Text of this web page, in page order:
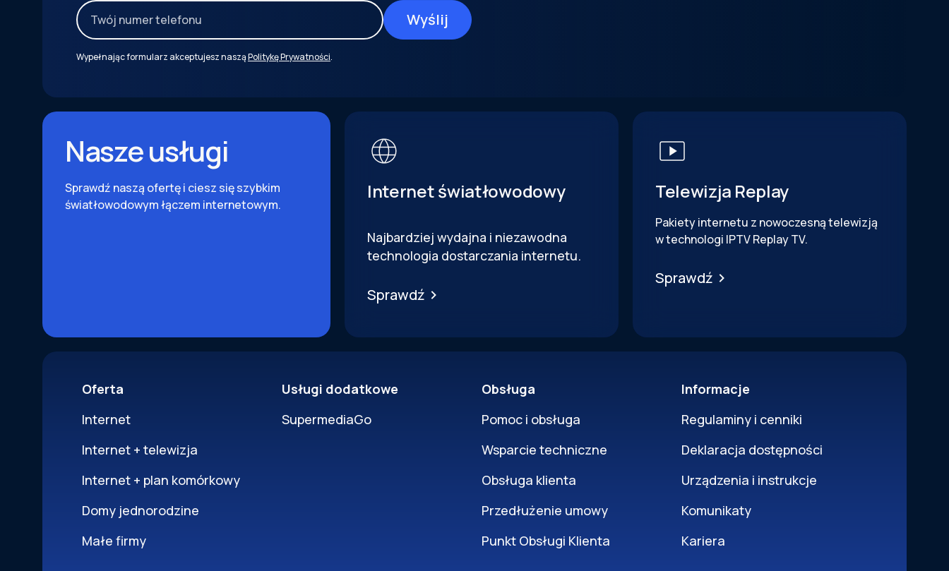
Wypełnając formularz akceptujesz nasząPolitykę Prywatności.
Nasze usługi
Sprawdź naszą ofertę i ciesz się szybkim
światłowodowym łączem internetowym.
Internet światłowodowy
Najbardziej wydajna i niezawodna
technologia dostarczania internetu.
Sprawdź
Telewizja Replay
Pakiety internetu z nowoczesną telewizją
w technologi IPTV Replay TV.
Sprawdź
Oferta
Internet
Internet + telewizja
Internet + plan komórkowy
Domy jednorodzine
Małe firmy
Usługi dodatkowe
SupermediaGo
Obsługa
Pomoc i obsługa
Wsparcie techniczne
Obsługa klienta
Przedłużenie umowy
Punkt Obsługi Klienta
Informacje
Regulaminy i cenniki
Deklaracja dostępności
Urządzenia i instrukcje
Komunikaty
Kariera